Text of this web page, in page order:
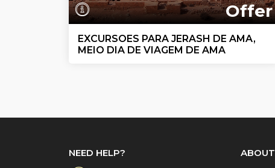
Offer
EXCURSOES PARA JERASH DE AMA,
MEIO DIA DE VIAGEM DE AMA
NEED HELP? ABOUT